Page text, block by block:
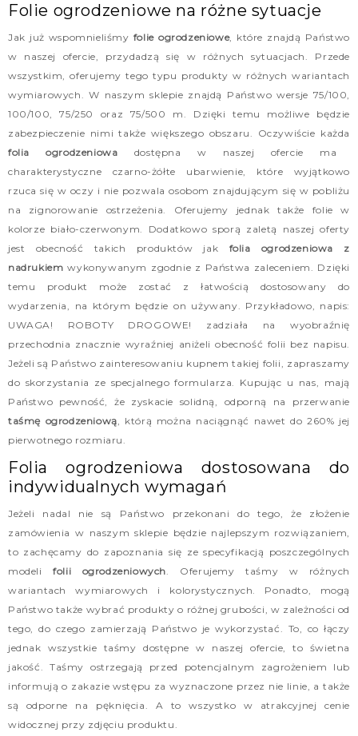
Folie ogrodzeniowe na różne sytuacje
Jak już wspomnieliśmy folie ogrodzeniowe, które znajdą Państwo
w naszej ofercie, przydadzą się w różnych sytuacjach. Przede
wszystkim, oferujemy tego typu produkty w różnych wariantach
wymiarowych. W naszym sklepie znajdą Państwo wersje 75/100,
100/100, 75/250 oraz 75/500 m. Dzięki temu możliwe będzie
zabezpieczenie nimi także większego obszaru. Oczywiście każda
folia ogrodzeniowa dostępna w naszej ofercie ma
charakterystyczne czarno-żółte ubarwienie, które wyjątkowo
rzuca się w oczy i nie pozwala osobom znajdującym się w pobliżu
na zignorowanie ostrzeżenia. Oferujemy jednak także folie w
kolorze biało-czerwonym. Dodatkowo sporą zaletą naszej oferty
jest obecność takich produktów jak folia ogrodzeniowa z
nadrukiem wykonywanym zgodnie z Państwa zaleceniem. Dzięki
temu produkt może zostać z łatwością dostosowany do
wydarzenia, na którym będzie on używany. Przykładowo, napis:
UWAGA! ROBOTY DROGOWE! zadziała na wyobraźnię
przechodnia znacznie wyraźniej aniżeli obecność folii bez napisu.
Jeżeli są Państwo zainteresowaniu kupnem takiej folii, zapraszamy
do skorzystania ze specjalnego formularza. Kupując u nas, mają
Państwo pewność, że zyskacie solidną, odporną na przerwanie
taśmę ogrodzeniową, którą można naciągnąć nawet do 260% jej
pierwotnego rozmiaru.
Folia ogrodzeniowa dostosowana do
indywidualnych wymagań
Jeżeli nadal nie są Państwo przekonani do tego, że złożenie
zamówienia w naszym sklepie będzie najlepszym rozwiązaniem,
to zachęcamy do zapoznania się ze specyfikacją poszczególnych
modelifolii ogrodzeniowych. Oferujemy taśmy w różnych
wariantach wymiarowych i kolorystycznych. Ponadto, mogą
Państwo także wybrać produkty o różnej grubości, w zależności od
tego, do czego zamierzają Państwo je wykorzystać. To, co łączy
jednak wszystkie taśmy dostępne w naszej ofercie, to świetna
jakość. Taśmy ostrzegają przed potencjalnym zagrożeniem lub
informują o zakazie wstępu za wyznaczone przez nie linie, a także
są odporne na pęknięcia. A to wszystko w atrakcyjnej cenie
widocznej przy zdjęciu produktu.